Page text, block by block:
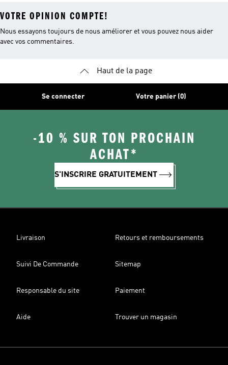
VOTRE OPINION COMPTE!
Nous essayons toujours de nous améliorer et vous pouvez nous aider
avec vos commentaires.
Haut de la page
Se connecter Votre panier (0)
-10 % SUR TON PROCHAIN
ACHAT*
S'INSCRIRE GRATUITEMENT
Livraison Retours et remboursements
Suivi De Commande Sitemap
Responsable du site Paiement
Aide Trouver un magasin